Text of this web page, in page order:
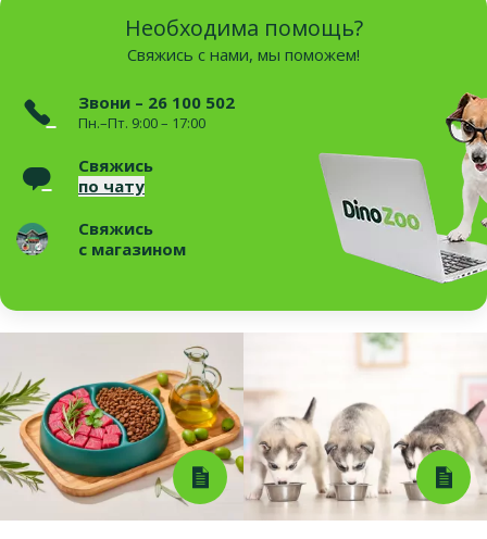
Необходима помощь?
Свяжись с нами, мы поможем!
Звони – 26 100 502
Пн.–Пт. 9:00 – 17:00
Свяжись
по чату
Свяжись
с магазином